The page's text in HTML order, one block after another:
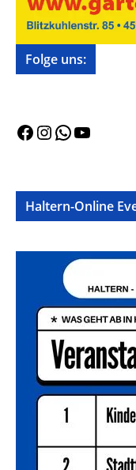
Folge uns:
Facebook
Instagram
WhatsApp
Haltern-Online